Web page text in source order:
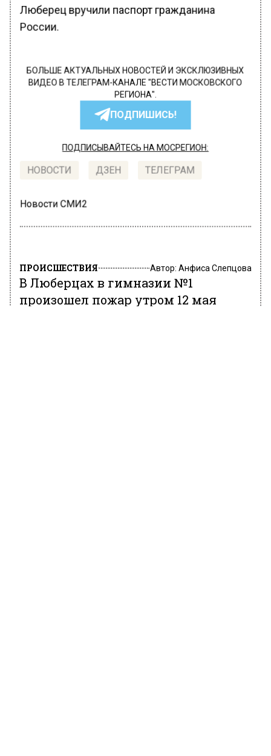
Люберец вручили паспорт гражданина
России.
БОЛЬШЕ АКТУАЛЬНЫХ НОВОСТЕЙ И ЭКСКЛЮЗИВНЫХ
ВИДЕО В ТЕЛЕГРАМ-КАНАЛЕ "ВЕСТИ МОСКОВСКОГО
РЕГИОНА".
ПОДПИШИСЬ!
ПОДПИСЫВАЙТЕСЬ НА МОСРЕГИОН:
НОВОСТИ ДЗЕН ТЕЛЕГРАМ
Новости СМИ2
ПРОИСШЕСТВИЯ Автор: Анфиса Слепцова
В Люберцах в гимназии №1
произошел пожар утром 12 мая